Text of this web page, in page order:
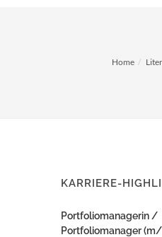
Home
KARRIERE-
Portfoliomanagerin /
Portfoliomanager